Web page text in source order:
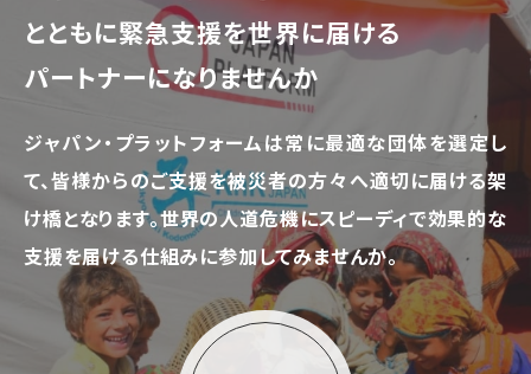
とともに緊急支援を世界に届ける
パートナーになりませんか
ジャパン・プラットフォームは常に最適な団体を選定し
て、皆様からのご支援を被災者の方々へ適切に届ける架
け橋となります。世界の人道危機にスピーディで効果的な
支援を届ける仕組みに参加してみませんか。